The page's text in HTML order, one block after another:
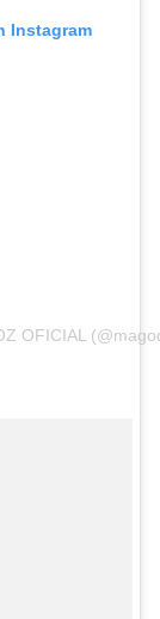
Instagram
OFICIAL